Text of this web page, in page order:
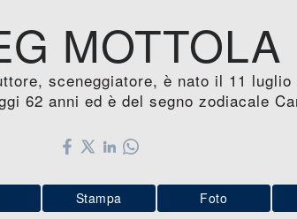
MOTTOLA
sceneggiatore, è nato il 11
62 anni ed è del segno zodiacale
Stampa Foto